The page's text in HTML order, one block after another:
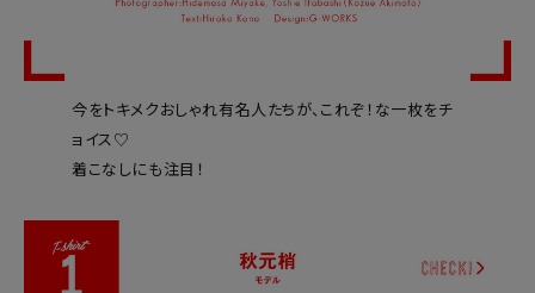
今をトキメクおしゃれ有名人たちが、これぞ！な一枚をチ
ョイス♡
着こなしにも注目！